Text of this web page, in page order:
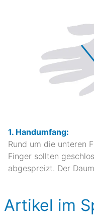
1. Handumfang:
Rund um die unteren
Finger sollten
abgespreizt. Der
Artikel im